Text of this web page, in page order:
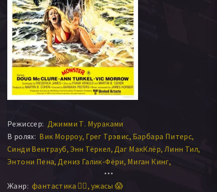
Режиссер: Джимми Т. Мураками
В ролях: Вик Морроу Грег Трэвис Барбара Питерс
Синди Вентрауб Энн Тёркел Даг МакКлёр Линн Тил
Энтони Пена Дениз Галик-Фёри Миган Кинг
Линда Шэйн
Дон Максвелл Дэвид Страссман
Жанр: фантастика 🧙‍♀️ ужасы 😱